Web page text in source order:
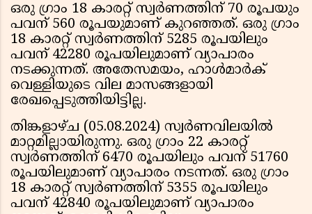
ഒരു ഗ്രാം 18 കാരറ്റ് സ്വര്‍ണത്തിന് 70 രൂപയും
പവന് 560 രൂപയുമാണ് കുറഞ്ഞത്. ഒരു ഗ്രാം
18 കാരറ്റ് സ്വര്‍ണത്തിന് 5285 രൂപയിലും
പവന് 42280 രൂപയിലുമാണ് വ്യാപാരം
നടക്കുന്നത്. അതേസമയം, ഹാള്‍മാര്‍ക്
വെള്ളിയുടെ വില മാസങ്ങളായി
രേഖപ്പെടുത്തിയിട്ടില്ല.
തിങ്കളാഴ്ച (05.08.2024) സ്വര്‍ണവിലയില്‍
മാറ്റമില്ലായിരുന്നു. ഒരു ഗ്രാം 22 കാരറ്റ്
സ്വര്‍ണത്തിന് 6470 രൂപയിലും പവന് 51760
രൂപയിലുമാണ് വ്യാപാരം നടന്നത്. ഒരു ഗ്രാം
18 കാരറ്റ് സ്വര്‍ണത്തിന് 5355 രൂപയിലും
പവന് 42840 രൂപയിലുമാണ് വ്യാപാരം